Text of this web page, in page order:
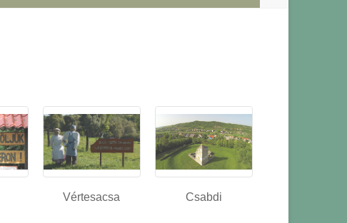
Vértesacsa Csabdi